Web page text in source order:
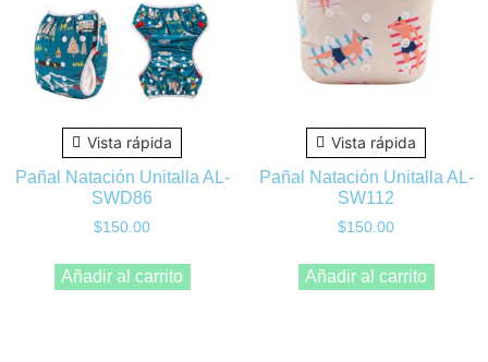
Vista rápida
Pañal Natación Unitalla AL-
SWD86
$150.00
Añadir al carrito
Vista rápida
Pañal Natación Unitalla AL-
SW112
$150.00
Añadir al carrito